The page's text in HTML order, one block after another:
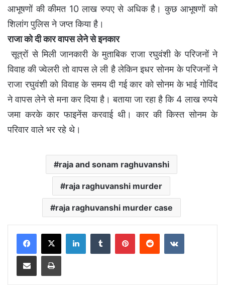
आभूषणों की कीमत 10 लाख रुपए से अधिक है। कुछ आभूषणों को
शिलांग पुलिस ने जप्त किया है।
राजा को दी कार वापस लेने से इनकार
सूत्रों से मिली जानकारी के मुताबिक राजा रघुवंशी के परिजनों ने
विवाह की ज्वेलरी तो वापस ले ली है लेकिन इधर सोनम के परिजनों ने
राजा रघुवंशी को विवाह के समय दी गई कार को सोनम के भाई गोविंद
ने वापस लेने से मना कर दिया है। बताया जा रहा है कि 4 लाख रुपये
जमा करके कार फाइनेंस करवाई थी। कार की किस्त सोनम के
परिवार वाले भर रहे थे।
raja and sonam raghuvanshi
raja raghuvanshi murder
raja raghuvanshi murder case